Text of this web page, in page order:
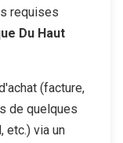
requises
Du Haut
(facture,
de quelques
etc.) via un